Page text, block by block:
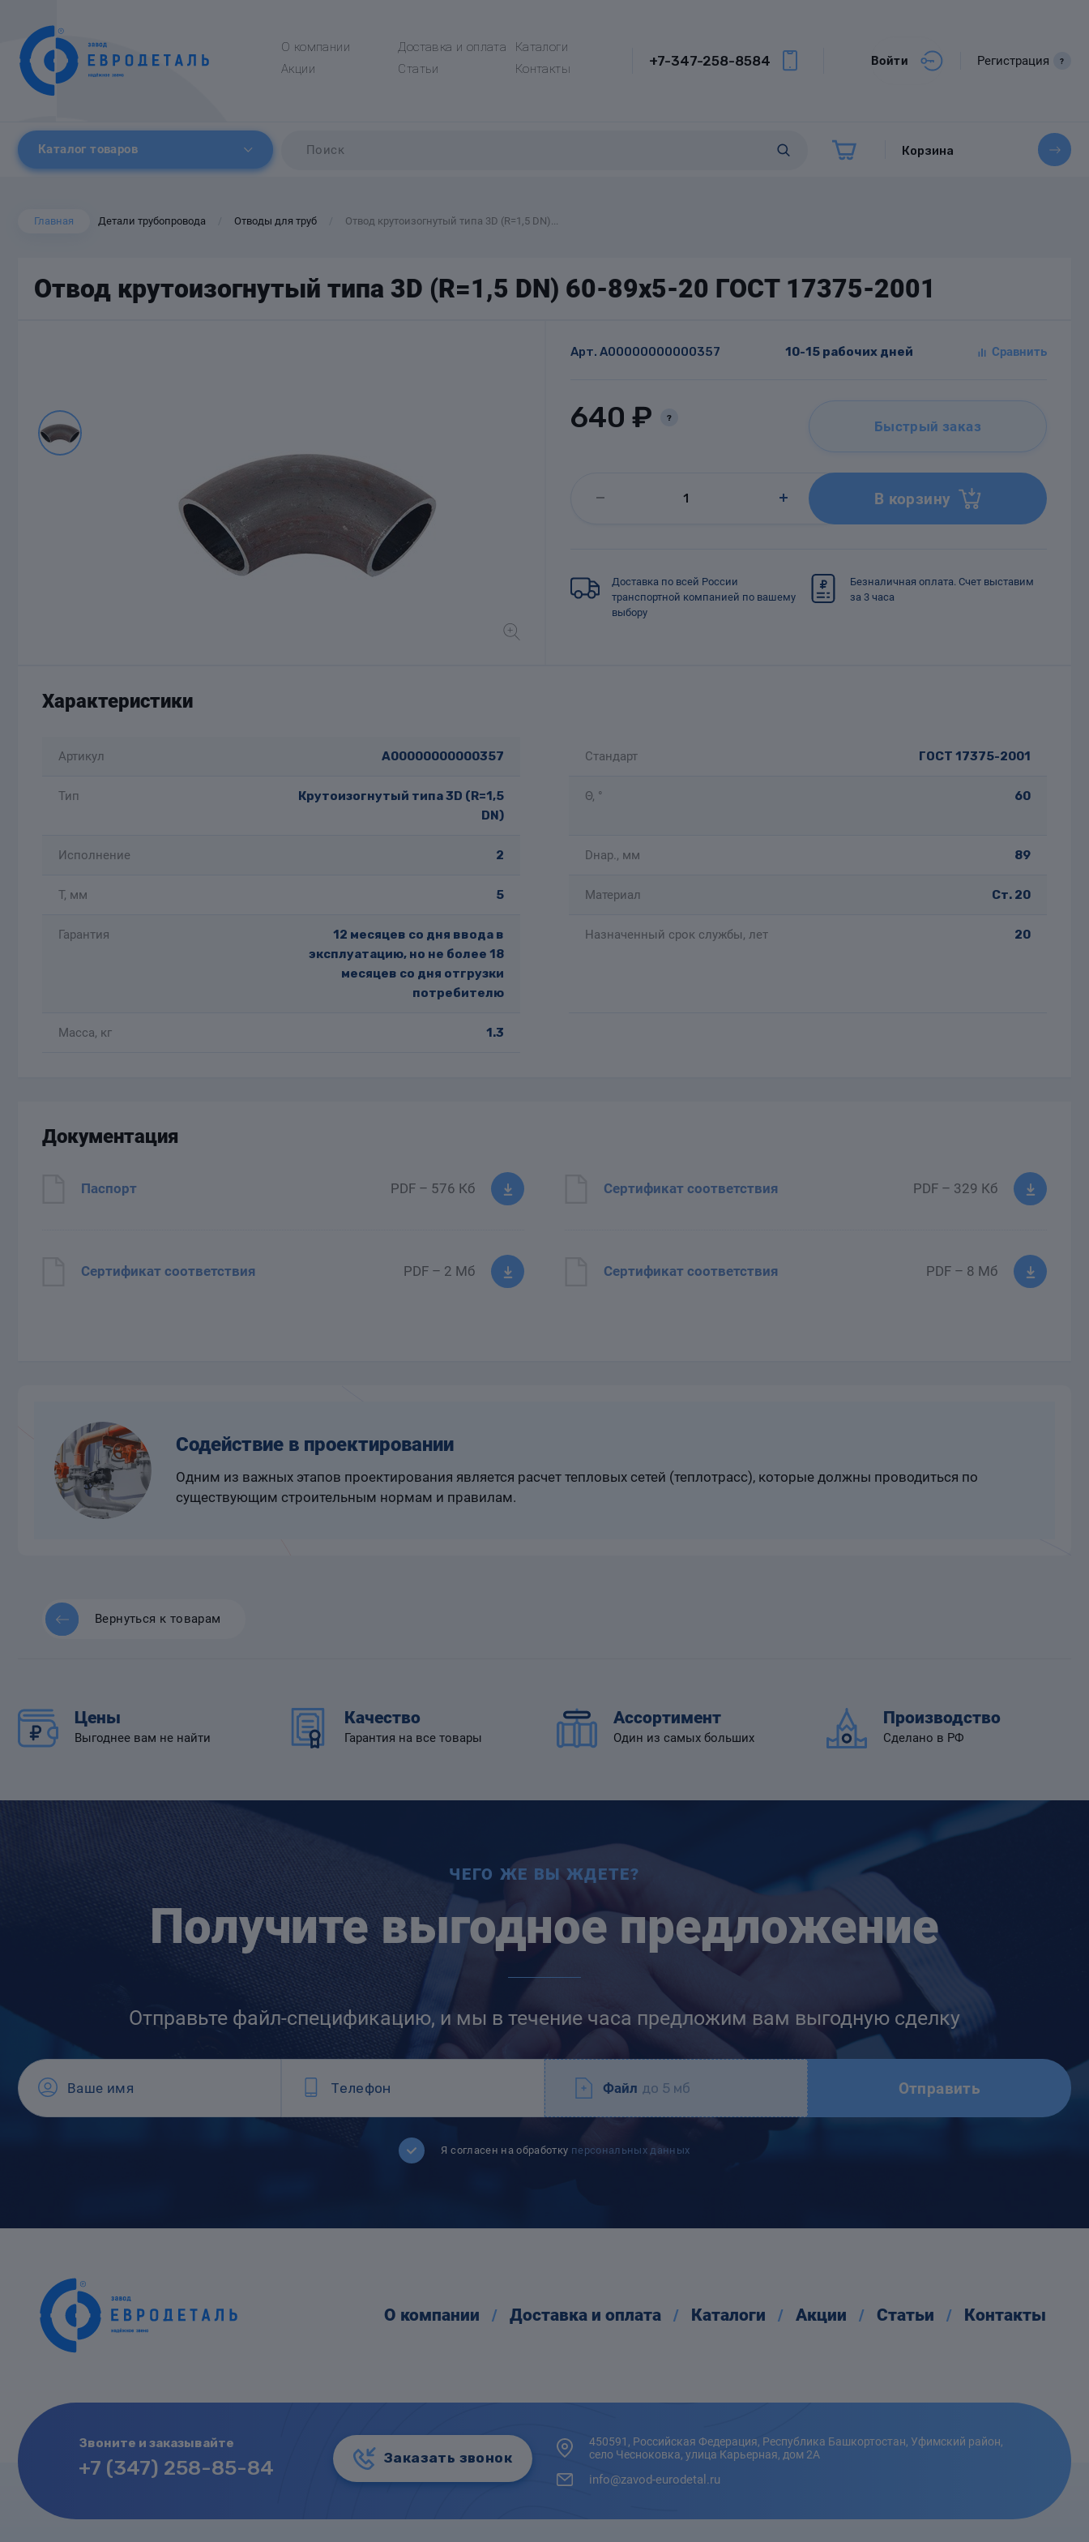
О компании Доставка и оплата
Каталоги
Акции
Статьи Контакты
+7-347-258-8584 Войти Регистрация ?
Каталог товаров Корзина
Главная Детали трубопровода Отводы для труб Отвод крутоизогнутый типа 3D (R=1,5 DN)...
Отвод крутоизогнутый типа 3D (R=1,5 DN) 60-89х5-20 ГОСТ 17375-2001
Арт. A00000000000357 10-15 рабочих дней
640 ₽ ? Быстрый заказ
В корзину
Доставка по всей России
транспортной компанией по вашему
выбору
Безналичная оплата. Счет выставим
за 3 часа
Характеристики
Артикул A00000000000357 Стандарт ГОСТ 17375-2001
Тип
Крутоизогнутый типа 3D (R=1,5
DN)
Θ, ° 60
Исполнение 2 Dнар., мм 89
T, мм 5 Материал Ст. 20
Гарантия
12 месяцев со дня ввода в
эксплуатацию, но не более 18
месяцев со дня отгрузки
потребителю
Назначенный срок службы, лет 20
Масса, кг 1.3
Документация
Паспорт PDF – 576 Кб Сертификат соответствия PDF – 329 Кб
Сертификат соответствия PDF – 2 Мб Сертификат соответствия PDF – 8 Мб
Содействие в проектировании
Одним из важных этапов проектирования является расчет тепловых сетей (теплотрасс), которые должны проводиться по
существующим строительным нормам и правилам.
Вернуться к товарам
Цены
Выгоднее вам не найти
Качество
Гарантия на все товары
Ассортимент
Один из самых больших
Производство
Сделано в РФ
ЧЕГО ЖЕ ВЫ ЖДЕТЕ?
Получите выгодное предложение
Отправьте файл-спецификацию, и мы в течение часа предложим вам выгодную сделку
Файл до 5 мб Отправить
Я согласен на обработку персональных данных
О компании Доставка и оплата Каталоги Акции Статьи Контакты
Звоните и заказывайте
+7 (347) 258-85-84 Заказать звонок
450591, Российская Федерация, Республика Башкортостан, Уфимский район,
село Чесноковка, улица Карьерная, дом 2А
info@zavod-eurodetal.ru